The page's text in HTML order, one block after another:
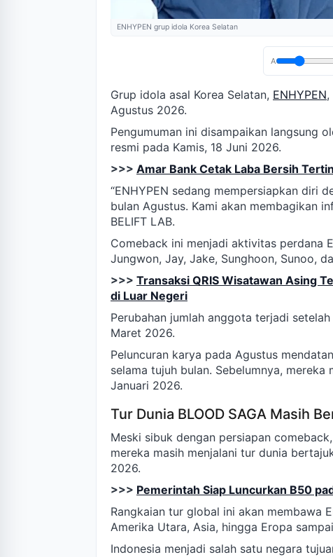
ENHYPEN grup idola Korea Selatan
A
Grup idola asal Korea Selatan, ENHYPEN,
Agustus 2026.
Pengumuman ini disampaikan langsung
resmi pada Kamis, 18 Juni 2026.
>>> Amar Bank Cetak Laba Bersih
“ENHYPEN sedang mempersiapkan diri
bulan Agustus. Kami akan membagikan
BELIFT LAB.
Comeback ini menjadi aktivitas perdana
Jungwon, Jay, Jake, Sunghoon, Sunoo,
>>> Transaksi QRIS Wisatawan Asing
di Luar Negeri
Perubahan jumlah anggota terjadi
Maret 2026.
Peluncuran karya pada Agustus
selama tujuh bulan. Sebelumnya, mereka
Januari 2026.
Tur Dunia BLOOD SAGA Masih
Meski sibuk dengan persiapan
mereka masih menjalani tur dunia
2026.
>>> Pemerintah Siap Luncurkan B50
Rangkaian tur global ini akan membawa
Amerika Utara, Asia, hingga Eropa
Indonesia menjadi salah satu negara